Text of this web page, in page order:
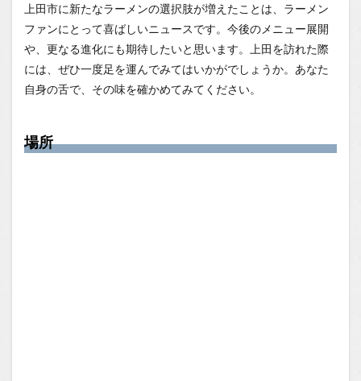
上田市に新たなラーメンの選択肢が増えたことは、ラーメン
ファンにとって喜ばしいニュースです。今後のメニュー展開
や、更なる進化にも期待したいと思います。上田を訪れた際
には、ぜひ一度足を運んでみてはいかがでしょうか。あなた
自身の舌で、その味を確かめてみてください。
場所